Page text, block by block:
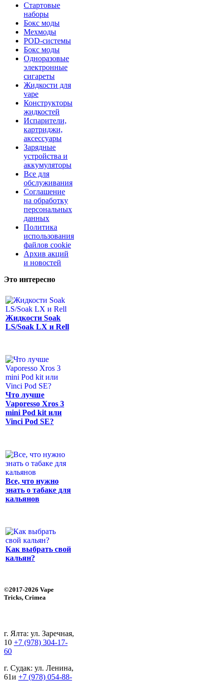
Стартовые
наборы
Бокс моды
Мехмоды
POD-системы
Бокс моды
Одноразовые
электронные
сигареты
Жидкости для
vape
Конструкторы
жидкостей
Испарители,
картриджи,
аксессуары
Зарядные
устройства и
аккумуляторы
Все для
обслуживания
Соглашение
на обработку
персональных
данных
Политика
использования
файлов cookie
Архив акций
и новостей
Это интересно
Жидкости Soak
LS/Soak LX и Rell
Что лучше
Vaporesso Xros 3
mini Pod kit или
Vinci Pod SE?
Все, что нужно
знать о табаке для
кальянов
Как выбрать свой
кальян?
©2017-2026 Vape
Tricks, Crimea
г. Ялта: ул. Заречная,
10 +7 (978) 304-17-
60
г. Судак: ул. Ленина,
61и +7 (978) 054-88-